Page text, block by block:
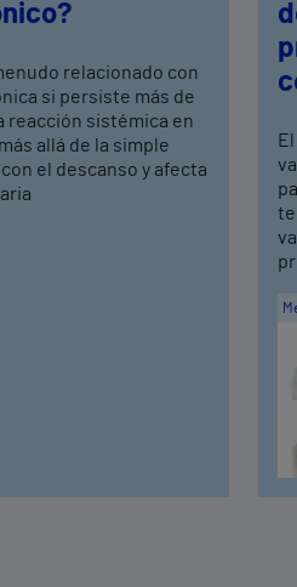
relacionado con
si persiste más de
reacción sistémica en
allá de la simple
el descanso y afecta